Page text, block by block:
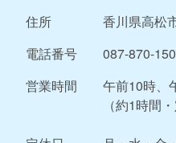
住所
香川県高松
電話番号
087-870-
営業時間
午前10時、
（約1時間